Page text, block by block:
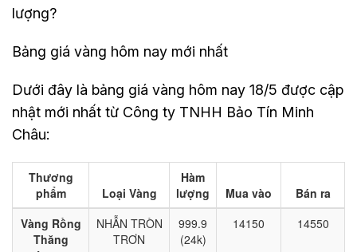
lượng?
Bảng giá vàng hôm nay mới nhất
Dưới đây là bảng giá vàng hôm nay 18/5 được cập
nhật mới nhất từ Công ty TNHH Bảo Tín Minh
Châu: